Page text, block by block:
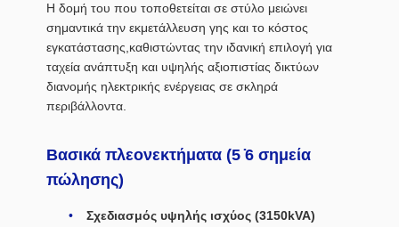
Η δομή του που τοποθετείται σε στύλο μειώνει
σημαντικά την εκμετάλλευση γης και το κόστος
εγκατάστασης,καθιστώντας την ιδανική επιλογή για
ταχεία ανάπτυξη και υψηλής αξιοπιστίας δικτύων
διανομής ηλεκτρικής ενέργειας σε σκληρά
περιβάλλοντα.
Βασικά πλεονεκτήματα (5 ̇6 σημεία
πώλησης)
Σχεδιασμός υψηλής ισχύος (3150kVA)